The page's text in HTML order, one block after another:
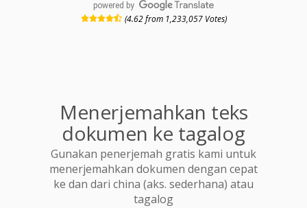
powered by
(4.62 from 1,233,057 Votes)
Menerjemahkan teks
dokumen ke tagalog
Gunakan penerjemah gratis kami untuk
menerjemahkan dokumen dengan cepat
ke dan dari china (aks. sederhana) atau
tagalog